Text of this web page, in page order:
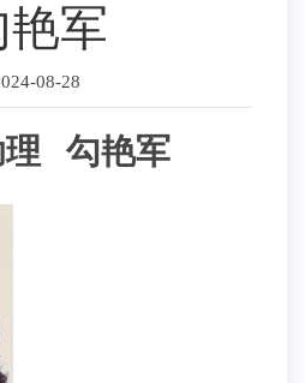
艳军
08-28
勾艳军